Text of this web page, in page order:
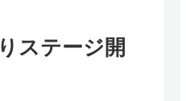
ステージ開